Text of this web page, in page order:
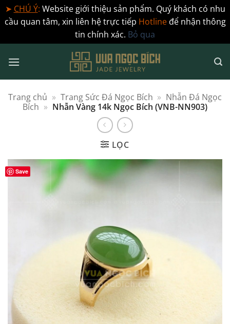
➤ CHÚ Ý: Website giới thiệu sản phẩm. Quý khách có nhu
cầu quan tâm, xin liên hệ trực tiếp Hotlineđể nhận thông
tin chính xác. Bỏ qua
qua
Trang chủ » Trang Sức Đá Ngọc Bích » Nhẫn Đá Ngọc
Bích » Nhẫn Vàng 14k Ngọc Bích (VNB-NN903)
LỌC
Save